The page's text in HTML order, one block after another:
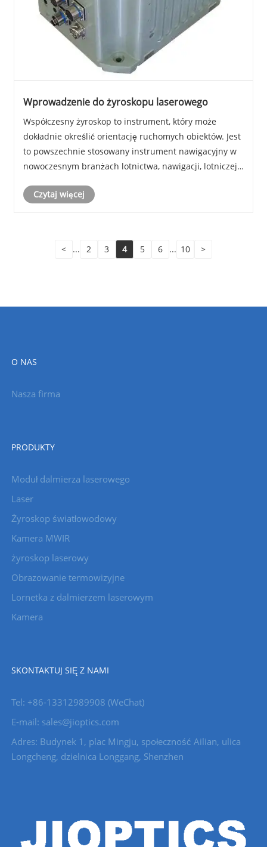
Wprowadzenie do żyroskopu laserowego
Współczesny żyroskop to instrument, który może
dokładnie określić orientację ruchomych obiektów. Jest
to powszechnie stosowany instrument nawigacyjny w
nowoczesnym branżach lotnictwa, nawigacji, lotniczej i
strategiczne dla danego kraju przemysłowego, obro......
Czytaj więcej
< ... 2 3 4 5 6 ... 10 >
O NAS
Nasza firma
PRODUKTY
Moduł dalmierza laserowego
Laser
Żyroskop światłowodowy
Kamera MWIR
żyroskop laserowy
Obrazowanie termowizyjne
Lornetka z dalmierzem laserowym
Kamera
SKONTAKTUJ SIĘ Z NAMI
Tel: +86-13312989908 (WeChat)
E-mail: sales@jioptics.com
Adres: Budynek 1, plac Mingju, społeczność Ailian, ulica
Longcheng, dzielnica Longgang, Shenzhen